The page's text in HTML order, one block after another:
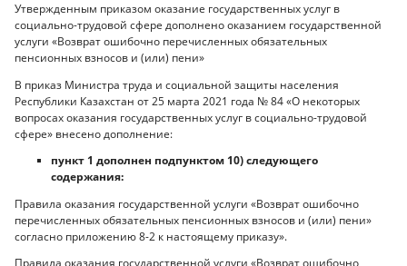
Утвержденным приказом оказание государственных услуг в
социально-трудовой сфере дополнено оказанием государственной
услуги «Возврат ошибочно перечисленных обязательных
пенсионных взносов и (или) пени»
В приказ Министра труда и социальной защиты населения
Республики Казахстан от 25 марта 2021 года № 84 «О некоторых
вопросах оказания государственных услуг в социально-трудовой
сфере» внесено дополнение:
пункт 1 дополнен подпунктом 10) следующего
содержания:
Правила оказания государственной услуги «Возврат ошибочно
перечисленных обязательных пенсионных взносов и (или) пени»
согласно приложению 8-2 к настоящему приказу».